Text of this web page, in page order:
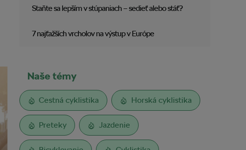
Staňte sa lepším v stúpaniach – sedieť alebo stáť?
7 najťažších vrcholov na výstup v Európe
Naše témy
Cestná cyklistika Horská cyklistika
Preteky Jazdenie